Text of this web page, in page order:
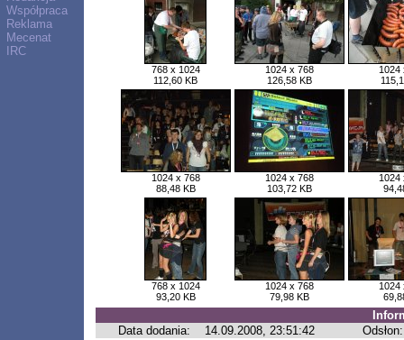
Współpraca
Reklama
Mecenat
IRC
768 x 1024
112,60 KB
1024 x 768
126,58 KB
1024
1024 x 768
88,48 KB
1024 x 768
103,72 KB
1024
768 x 1024
93,20 KB
1024 x 768
79,98 KB
1024
Data dodania:
14.09.2008, 23:51:42 Odsłon: